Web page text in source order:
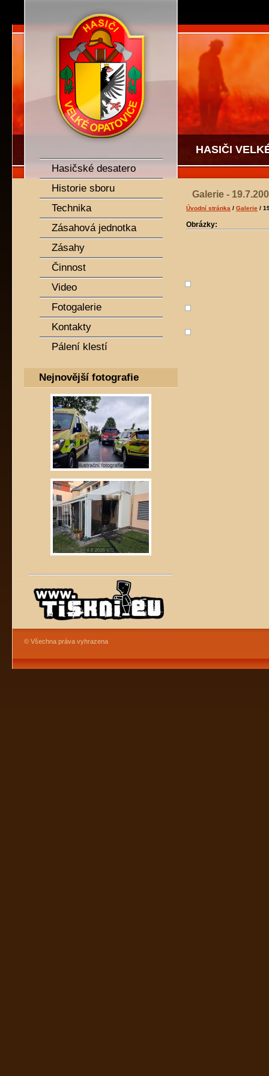
HASIČI
Galerie -
Úvodní stránka / Galerie /
Obrázky:
SDH Velké Opatovice
Hasičské desatero
Historie sboru
Technika
Zásahová jednotka
Zásahy
Činnost
Video
Fotogalerie
Kontakty
Pálení klestí
Nejnovější fotografie
© Všechna práva vyhrazena